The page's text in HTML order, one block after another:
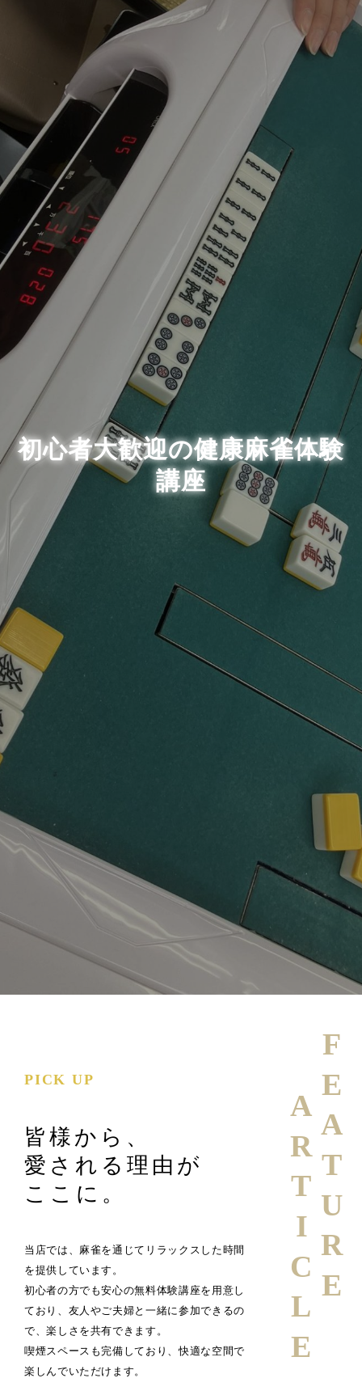
初心者大歓迎の健康麻雀体験
講座
PICK UP
皆様から、
愛される理由が
ここに。
当店では、麻雀を通じてリラックスした時間
を提供しています。
初心者の方でも安心の無料体験講座を用意し
ており、友人やご夫婦と一緒に参加できるの
で、楽しさを共有できます。
喫煙スペースも完備しており、快適な空間で
楽しんでいただけます。
FEATURE
ARTICLE